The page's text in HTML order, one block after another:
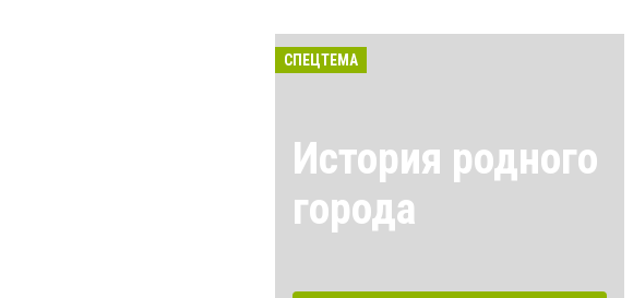
СПЕЦТЕМА
История родного
города